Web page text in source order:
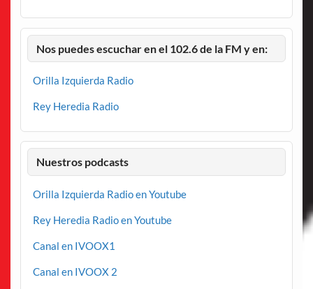
Nos puedes escuchar en el 102.6 de la FM y en:
Orilla Izquierda Radio
Rey Heredia Radio
Nuestros podcasts
Orilla Izquierda Radio en Youtube
Rey Heredia Radio en Youtube
Canal en IVOOX1
Canal en IVOOX 2